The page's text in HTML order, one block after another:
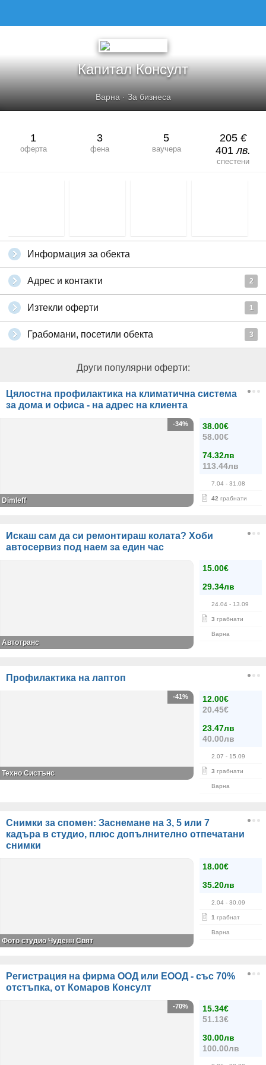
Капитал Консулт
Варна· За бизнеса
1
оферта
3
фена
5
ваучера
205 €
401лв.
спестени
Информация за обекта
Адрес и контакти 2
Изтекли оферти 1
Грабомани, посетили обекта 3
Други популярни оферти:
Цялостна профилактика на климатична система
за дома и офиса - на адрес на клиента
38.00€
58.00€
74.32лв
113.44лв
7.04 - 31.08
42 грабнати
-34%
Dimleff
Искаш сам да си ремонтираш колата? Хоби
автосервиз под наем за един час
15.00€
29.34лв
24.04 - 13.09
3 грабнати
Варна
Автотранс
Профилактика на лаптоп
12.00€
20.45€
23.47лв
40.00лв
2.07 - 15.09
3 грабнати
Варна
-41%
Техно Систънс
Снимки за спомен: Заснемане на 3, 5 или 7
кадъра в студио, плюс допълнително отпечатани
снимки
18.00€
35.20лв
2.04 - 30.09
1 грабнат
Варна
Фото студио Чуденн Свят
Регистрация на фирма ООД или ЕООД - със 70%
отстъпка, от Комаров Консулт
15.34€
51.13€
30.00лв
100.00лв
-70%